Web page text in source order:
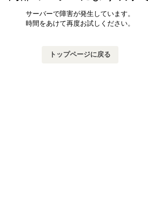
サーバーで障害が発生しています。
時間をあけて再度お試しください。
トップページに戻る